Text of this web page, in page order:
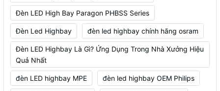
Đèn LED High Bay Paragon PHBSS Series
Đèn Led Highbay đèn led highbay chính hãng osram
Đèn LED Highbay Là Gì? Ứng Dụng Trong Nhà Xưởng Hiệu
Quả Nhất
đèn LED highbay MPE đèn led highbay OEM Philips